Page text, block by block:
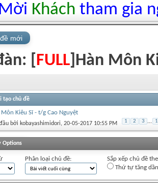
Khách tham gia
mới
[FULL]Hàn Môn
tạo chủ đề
Môn Kiêu Sĩ - t/g Cao Nguyệt
bởi kobayashimidori‎, 20-05-2017 10:55 PM 1 2 3 ...
mới
Options
Phân loại chủ đề:
Sắp xếp chủ đề
Thứ tự tăng dần